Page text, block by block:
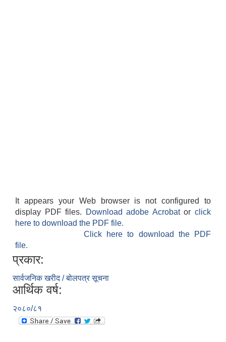
It appears your Web browser is not configured to
display PDF files.
Download adobe Acrobatorclick
here to download the PDF file.
Click here to download the PDF
file.
प्रकार:
सार्वजनिक खरीद / बोलपत्र सूचना
आर्थिक वर्ष:
२०८०/८१